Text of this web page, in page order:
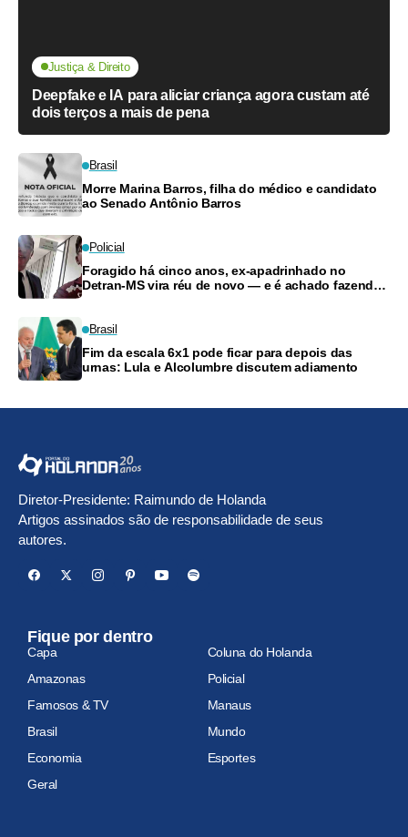
Justiça & Direito
Deepfake e IA para aliciar criança agora custam até
dois terços a mais de pena
Brasil
Morre Marina Barros, filha do médico e candidato
ao Senado Antônio Barros
Policial
Foragido há cinco anos, ex-apadrinhado no
Detran-MS vira réu de novo — e é achado fazendo
Brasil
Fim da escala 6x1 pode ficar para depois das
urnas: Lula e Alcolumbre discutem adiamento
Diretor-Presidente: Raimundo de Holanda
Artigos assinados são de responsabilidade de seus
autores.
Fique por dentro
Capa
Coluna do Holanda
Amazonas
Policial
Famosos & TV
Manaus
Brasil
Mundo
Economia
Esportes
Geral